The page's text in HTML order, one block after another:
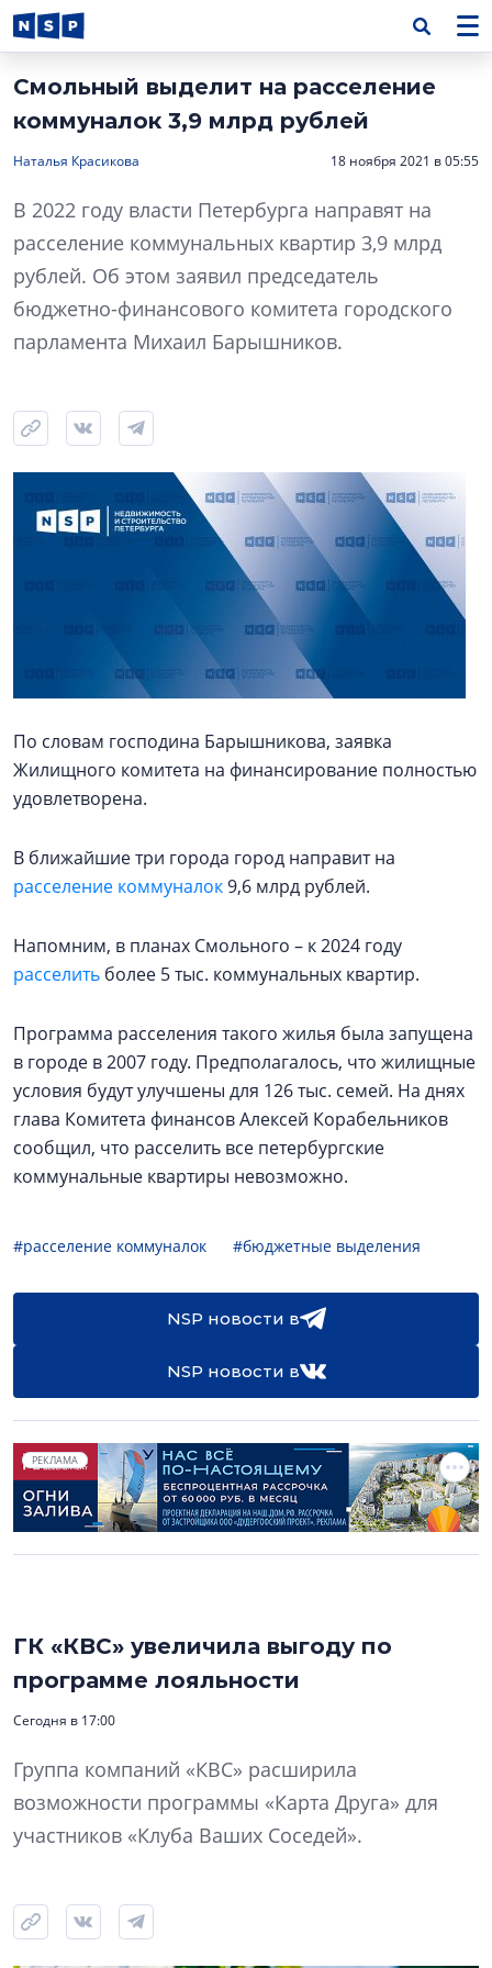
Смольный выделит на расселение
коммуналок 3,9 млрд рублей
Наталья Красикова 18 ноября 2021 в 05:55
В 2022 году власти Петербурга направят на
расселение коммунальных квартир 3,9 млрд
рублей. Об этом заявил председатель
бюджетно-финансового комитета городского
парламента Михаил Барышников.
По словам господина Барышникова, заявка
Жилищного комитета на финансирование полностью
удовлетворена.
В ближайшие три города город направит на
расселение коммуналок9,6 млрд рублей.
Напомним, в планах Смольного – к 2024 году
расселить более 5 тыс. коммунальных квартир.
Программа расселения такого жилья была запущена
в городе в 2007 году. Предполагалось, что жилищные
условия будут улучшены для 126 тыс. семей. На днях
глава Комитета финансов Алексей Корабельников
сообщил, что расселить все петербургские
коммунальные квартиры невозможно.
#расселение коммуналок #бюджетные выделения
NSP новости в
NSP новости в
РЕКЛАМА
ГК «КВС» увеличила выгоду по
программе лояльности
Сегодня в 17:00
Группа компаний «КВС» расширила
возможности программы «Карта Друга» для
участников «Клуба Ваших Соседей».